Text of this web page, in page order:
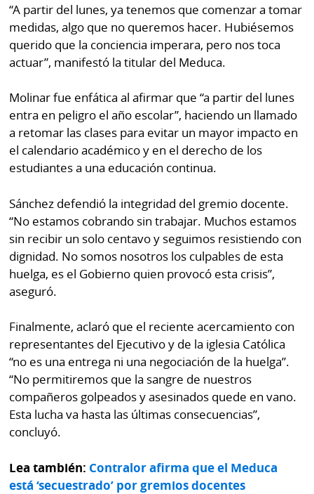
“A partir del lunes, ya tenemos que comenzar a tomar
medidas, algo que no queremos hacer. Hubiésemos
querido que la conciencia imperara, pero nos toca
actuar”, manifestó la titular del Meduca.
Molinar fue enfática al afirmar que “a partir del lunes
entra en peligro el año escolar”, haciendo un llamado
a retomar las clases para evitar un mayor impacto en
el calendario académico y en el derecho de los
estudiantes a una educación continua.
Sánchez defendió la integridad del gremio docente.
“No estamos cobrando sin trabajar. Muchos estamos
sin recibir un solo centavo y seguimos resistiendo con
dignidad. No somos nosotros los culpables de esta
huelga, es el Gobierno quien provocó esta crisis”,
aseguró.
Finalmente, aclaró que el reciente acercamiento con
representantes del Ejecutivo y de la iglesia Católica
“no es una entrega ni una negociación de la huelga”.
“No permitiremos que la sangre de nuestros
compañeros golpeados y asesinados quede en vano.
Esta lucha va hasta las últimas consecuencias”,
concluyó.
Lea también: Contralor afirma que el Meduca
está ‘secuestrado’ por gremios docentes